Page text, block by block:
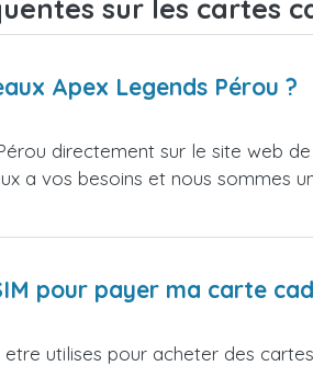
sur les cartes
Apex Legends Pérou ?
directement sur le site web
a vos besoins et nous sommes
pour payer ma carte
utilises pour acheter des